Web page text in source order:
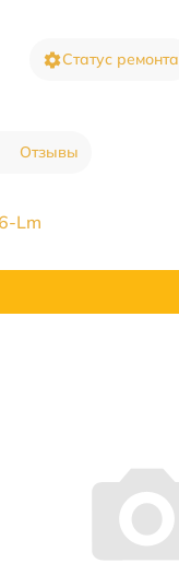
Статус ремонта
Отзывы
Lm